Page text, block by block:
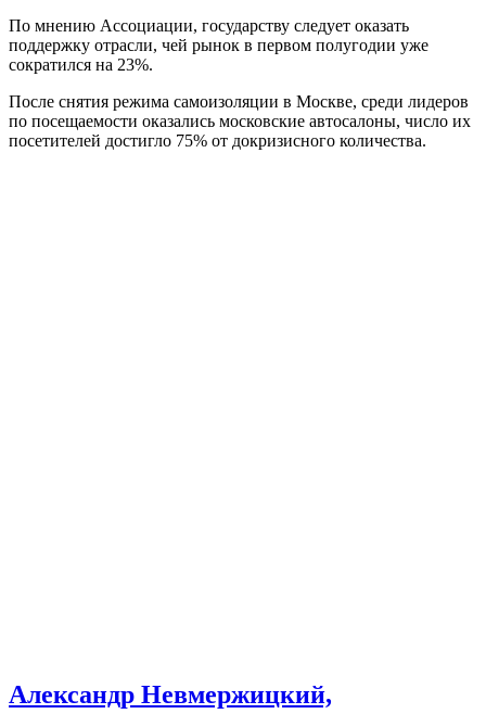
По мнению Ассоциации, государству следует оказать
поддержку отрасли, чей рынок в первом полугодии уже
сократился на 23%.
После снятия режима самоизоляции в Москве, среди лидеров
по посещаемости оказались московские автосалоны, число их
посетителей достигло 75% от докризисного количества.
Александр Невмержицкий,